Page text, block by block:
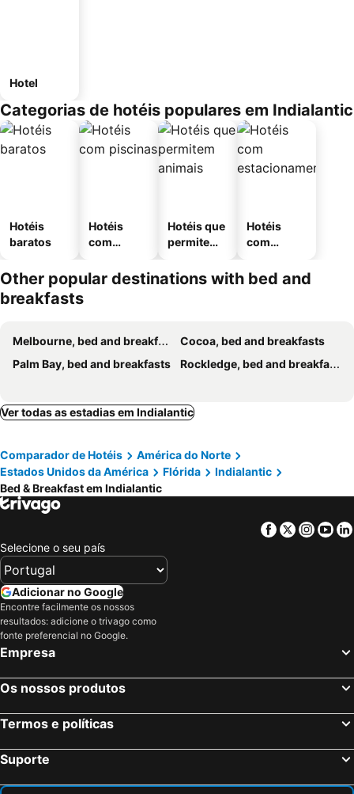
Hotel
Categorias de hotéis populares em Indialantic
Hotéis
baratos
Hotéis
com
Hotéis que
permitem
Hotéis
com
mento
Other popular destinations with bed and
breakfasts
Melbourne, bed and breakfasts
Cocoa, bed and breakfasts
Palm Bay, bed and breakfasts
Rockledge, bed and breakfasts
Ver todas as estadias em Indialantic
Comparador de Hotéis
América do Norte
Estados Unidos da América
Flórida
Indialantic
Bed & Breakfast em Indialantic
Facebook
Twitter
Selecione o seu país
Adicionar no Google
Encontre facilmente os nossos
resultados: adicione o trivago como
fonte preferencial no Google.
Empresa
Os nossos produtos
Termos e políticas
Suporte